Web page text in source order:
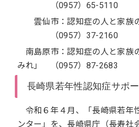
（0957）65-5110
雲仙市：認知症の人と家族
（0957）37-2160
南島原市：認知症の人と家族
みれ」 （0957）87-2683
長崎県若年性認知症サポ
令和６年４月、「長崎県若年
ンター」を、長崎県庁（長寿社